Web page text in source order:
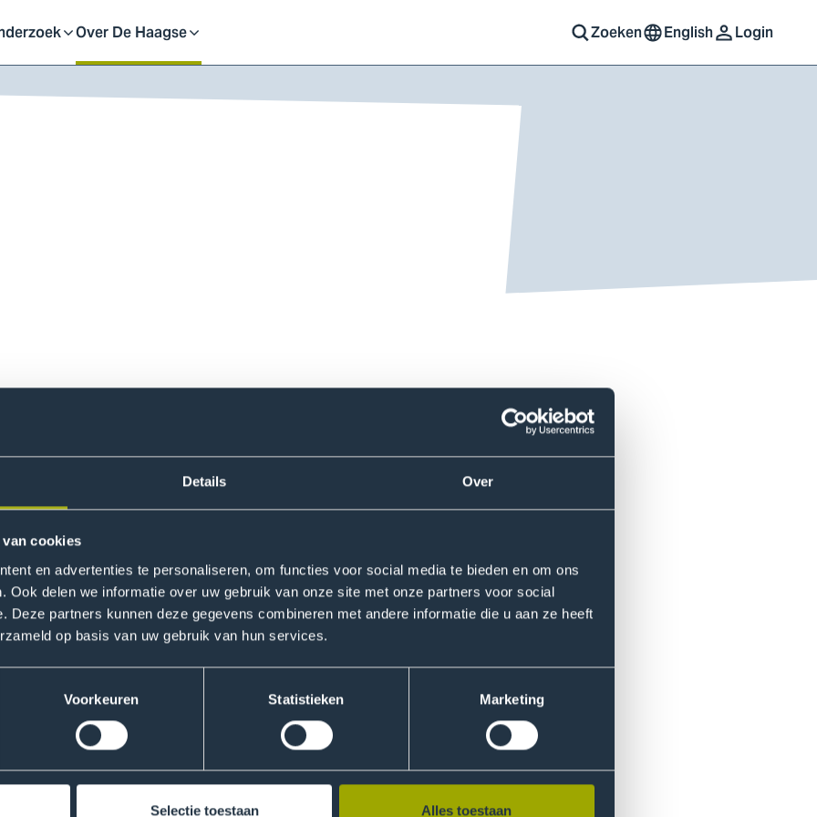
Details Over
cookies
en advertenties te personaliseren, om functies voor social media te bieden en om ons
Ook delen we informatie over uw gebruik van onze site met onze partners voor social
Deze partners kunnen deze gegevens combineren met andere informatie die u aan ze heeft
op basis van uw gebruik van hun services.
Voorkeuren Statistieken Marketing
Selectie toestaan Alles toestaan
Over De Haagse
Open
Zoeken
English Login